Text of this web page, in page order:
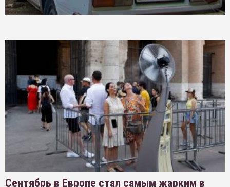
Сентябрь в Европе стал самым жарким в